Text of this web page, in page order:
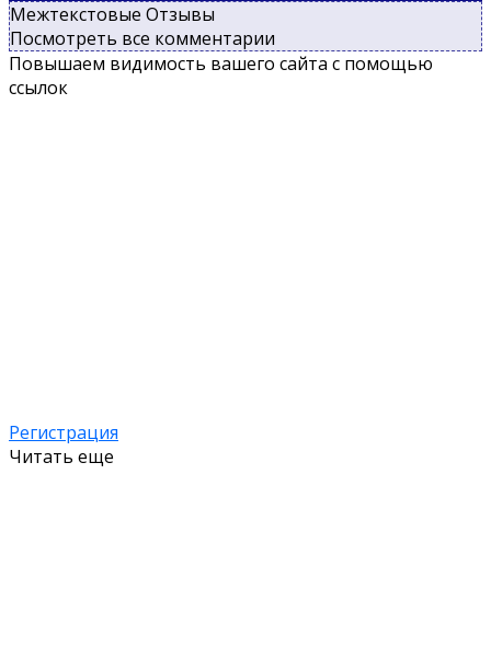
Межтекстовые Отзывы
Посмотреть все комментарии
Повышаем видимость вашего сайта с помощью
ссылок
Регистрация
Читать еще